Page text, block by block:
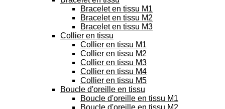
Bracelet en tissu M1
Bracelet en tissu M2
Bracelet en tissu M3
Collier en tissu
Collier en tissu M1
Collier en tissu M2
Collier en tissu M3
Collier en tissu M4
Collier en tissu M5
Boucle d'oreille en tissu
Boucle d'oreille en tissu M1
Boucle d'oreille en tissu M2